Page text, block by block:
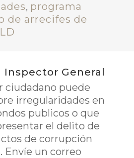
, programa
de arrecifes de
Inspector General
ciudadano puede
irregularidades en
publicos o que
el delito de
de corrupción
Envíe un correo